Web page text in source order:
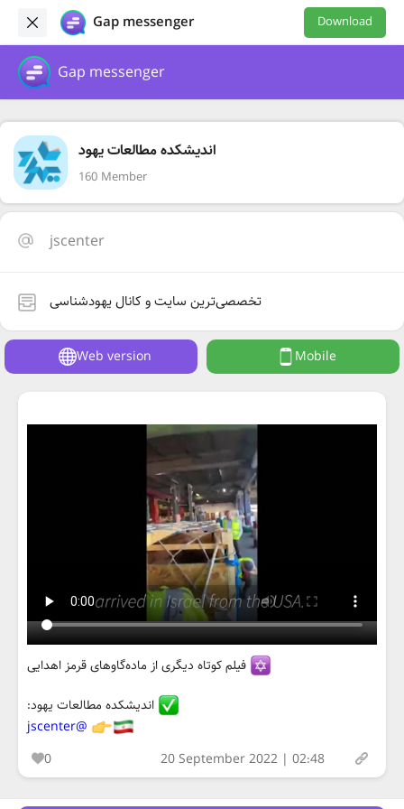
Gap messenger Download
Gap messenger
اندیشکده مطالعات یهود
160 Member
jscenter
تخصصی‌ترین سایت و کانال یهودشناسی
Web version Mobile
فیلم کوتاه دیگری از ماده‌گاوهای قرمز اهدایی
اندیشکده مطالعات یهود:
@jscenter
0
20 September 2022 | 02:48